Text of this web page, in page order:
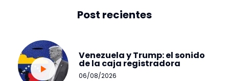
Post recientes
Venezuela y Trump: el sonido
de la caja registradora
06/08/2026